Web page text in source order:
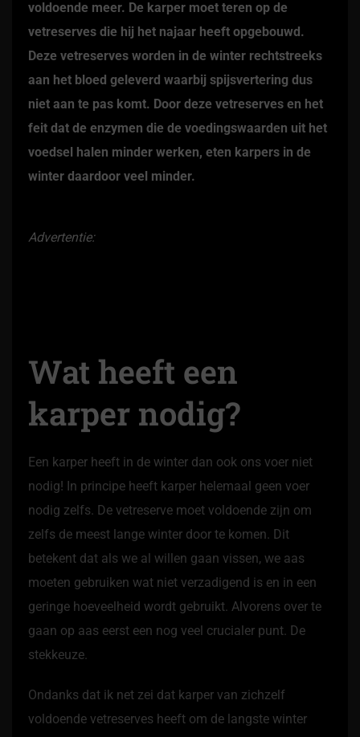
voldoende meer. De karper moet teren op de
vetreserves die hij het najaar heeft opgebouwd.
Deze vetreserves worden in de winter rechtstreeks
aan het bloed geleverd waarbij spijsvertering dus
niet aan te pas komt. Door deze vetreserves en het
feit dat de enzymen die de voedingswaarden uit het
voedsel halen minder werken, eten karpers in de
winter daardoor veel minder.
Advertentie:
Wat heeft een
karper nodig?
Een karper heeft in de winter dan ook ons voer niet
nodig! In principe heeft karper helemaal geen voer
nodig zelfs. De vetreserve moet voldoende zijn om
zelfs de meest lange winter door te komen. Dit
betekent dat als we al willen gaan vissen, we aas
moeten gebruiken wat niet verzadigend is en in een
geringe hoeveelheid wordt gebruikt. Alvorens over te
gaan op aas eerst een nog veel crucialer punt. De
stekkeuze.
Ondanks dat ik net zei dat karper van zichzelf
voldoende vetreserves heeft om de langste winter